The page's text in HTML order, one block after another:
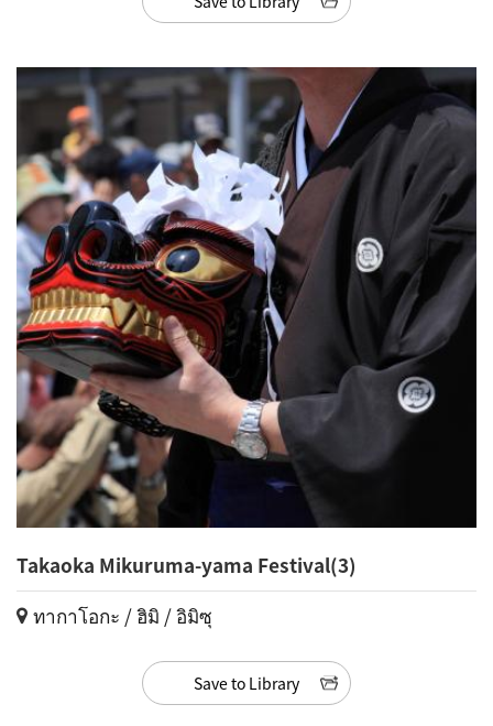
Takaoka Mikuruma-yama Festival(3)
ทากาโอกะ / ฮิมิ / อิมิซุ
Save to Library